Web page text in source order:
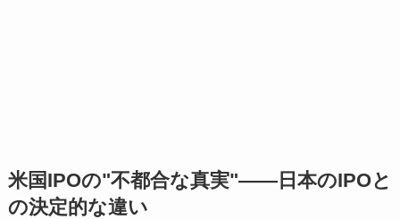
米国IPOの"不都合な真実"——日本のIPOと
の決定的な違い